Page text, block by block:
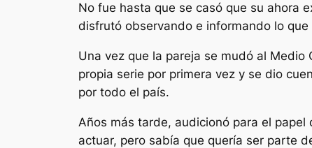
No fue hasta que se casó que su ahora
disfrutó observando e informando lo que
Una vez que la pareja se mudó al
propia serie por primera vez y se dio
por todo el país.
Años más tarde, audicionó para el papel
actuar, pero sabía que quería ser parte